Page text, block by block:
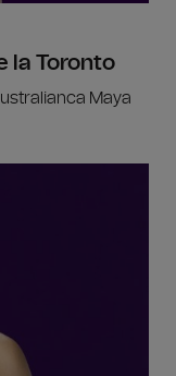
la Toronto
Maya